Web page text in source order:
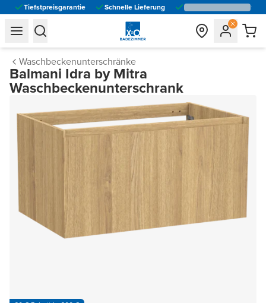
Tiefstpreisgarantie Schnelle Lieferung
general.navigation.toggle_menu.label
general.navigation.toggle_menu.label
Waschbeckenunterschränke
Balmani Idra by Mitra
Waschbeckenunterschrank